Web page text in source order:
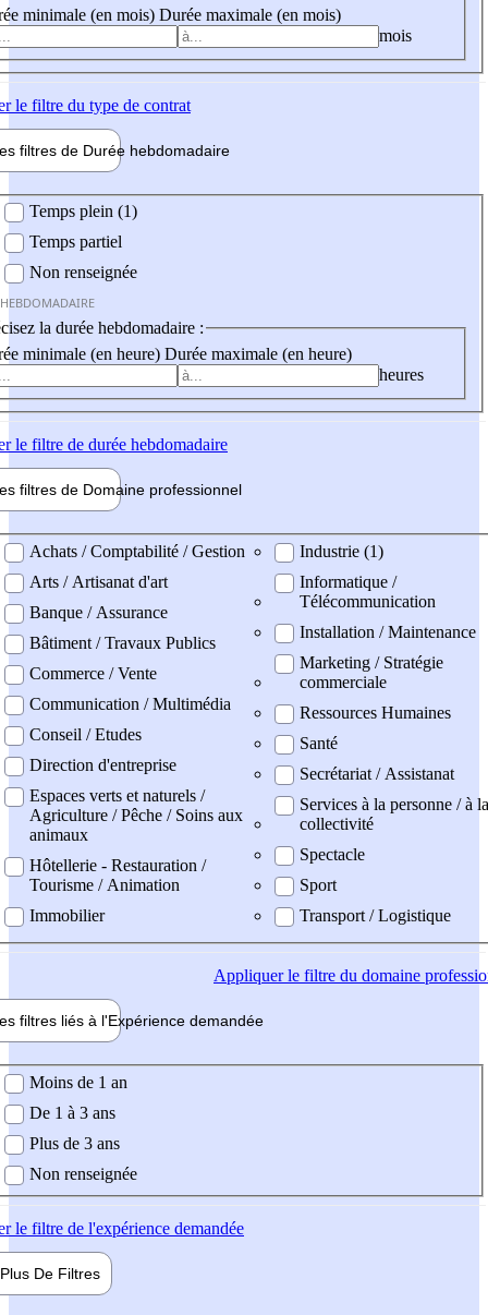
minimale (en mois) Durée maximale (en mois)
mois
le filtre du type de contrat
filtres de Durée hebdomadaire
Temps plein (1)
Temps partiel
Non renseignée
la durée hebdomadaire :
minimale (en heure) Durée maximale (en heure)
heures
le filtre de durée hebdomadaire
filtres de Domaine professionnel
professionel
Achats / Comptabilité / Gestion
Arts / Artisanat d'art
Banque / Assurance
Bâtiment / Travaux Publics
Commerce / Vente
Communication / Multimédia
Conseil / Etudes
Direction d'entreprise
Espaces verts et naturels /
Agriculture / Pêche / Soins aux
animaux
Hôtellerie - Restauration /
Tourisme / Animation
Immobilier
Industrie (1)
Informatique /
Télécommunication
Installation / Maintenance
Marketing / Stratégie
commerciale
Ressources Humaines
Santé
Secrétariat / Assistanat
Services à la personne / à la
collectivité
Spectacle
Sport
Transport / Logistique
Appliquerle filtre du domaine
filtres liés à l'Expérience demandée
demandée
Moins de 1 an
De 1 à 3 ans
Plus de 3 ans
Non renseignée
le filtre de l'expérience demandée
Plus De Filtres